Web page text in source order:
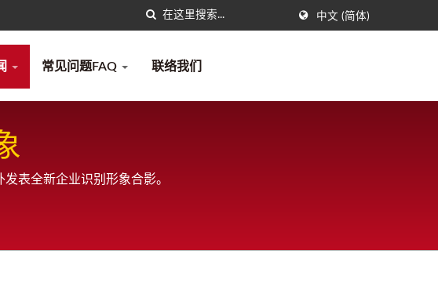
中文 (简体)
常见问题FAQ 联络我们
表全新企业识别形象合影。